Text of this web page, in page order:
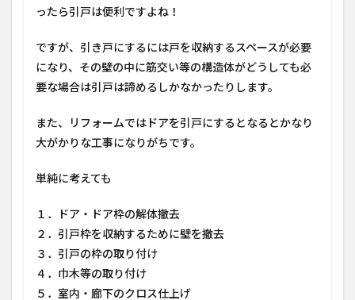
ったら引戸は便利ですよね！
ですが、引き戸にするには戸を収納するスペースが必要
になり、その壁の中に筋交い等の構造体がどうしても必
要な場合は引戸は諦めるしかなかったりします。
また、リフォームではドアを引戸にするとなるとかなり
大がかりな工事になりがちです。
単純に考えても
１．ドア・ドア枠の解体撤去
２．引戸枠を収納するために壁を撤去
３．引戸の枠の取り付け
４．巾木等の取り付け
５．室内・廊下のクロス仕上げ